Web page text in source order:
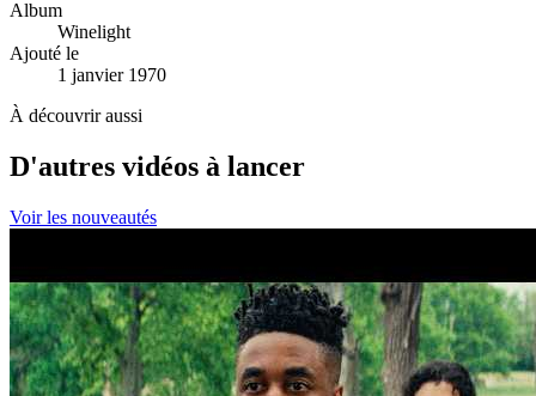
Album
Winelight
Ajouté le
1 janvier 1970
À découvrir aussi
D'autres vidéos à lancer
Voir les nouveautés